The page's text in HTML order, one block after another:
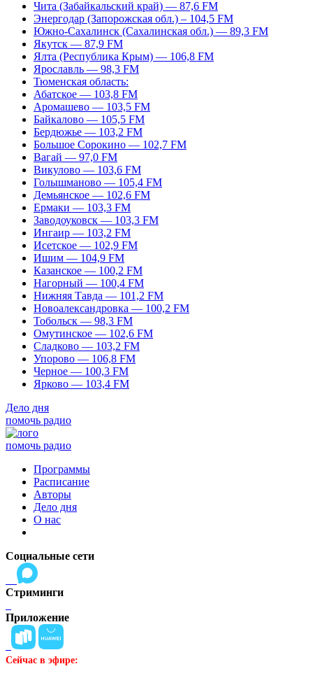
Чита (Забайкальский край) — 87,6 FM
Энергодар (Запорожская обл.) – 104,5 FM
Южно-Сахалинск (Сахалинская обл.) — 89,3 FM
Якутск — 87,9 FM
Ялта (Республика Крым) — 106,8 FM
Ярославль — 98,3 FM
Тюменская область:
Абатское — 103,8 FM
Аромашево — 103,5 FM
Байкалово — 105,5 FM
Бердюжье — 103,2 FM
Большое Сорокино — 102,7 FM
Вагай — 97,0 FM
Викулово — 103,6 FM
Голышманово — 105,4 FM
Демьянское — 102,6 FM
Ермаки — 103,3 FM
Заводоуковск — 103,3 FM
Ингаир — 103,2 FM
Исетское — 102,9 FM
Ишим — 104,9 FM
Казанское — 100,2 FM
Нагорный — 100,4 FM
Нижняя Тавда — 101,2 FM
Новоалександровка — 100,2 FM
Тобольск — 98,3 FM
Омутинское — 102,6 FM
Сладково — 103,2 FM
Упорово — 106,8 FM
Черное — 100,3 FM
Ярково — 103,4 FM
Дело дня
помочь радио
помочь радио
Программы
Расписание
Авторы
Дело дня
О нас
Социальные сети
Стриминги
Приложение
Сейчас в эфире: